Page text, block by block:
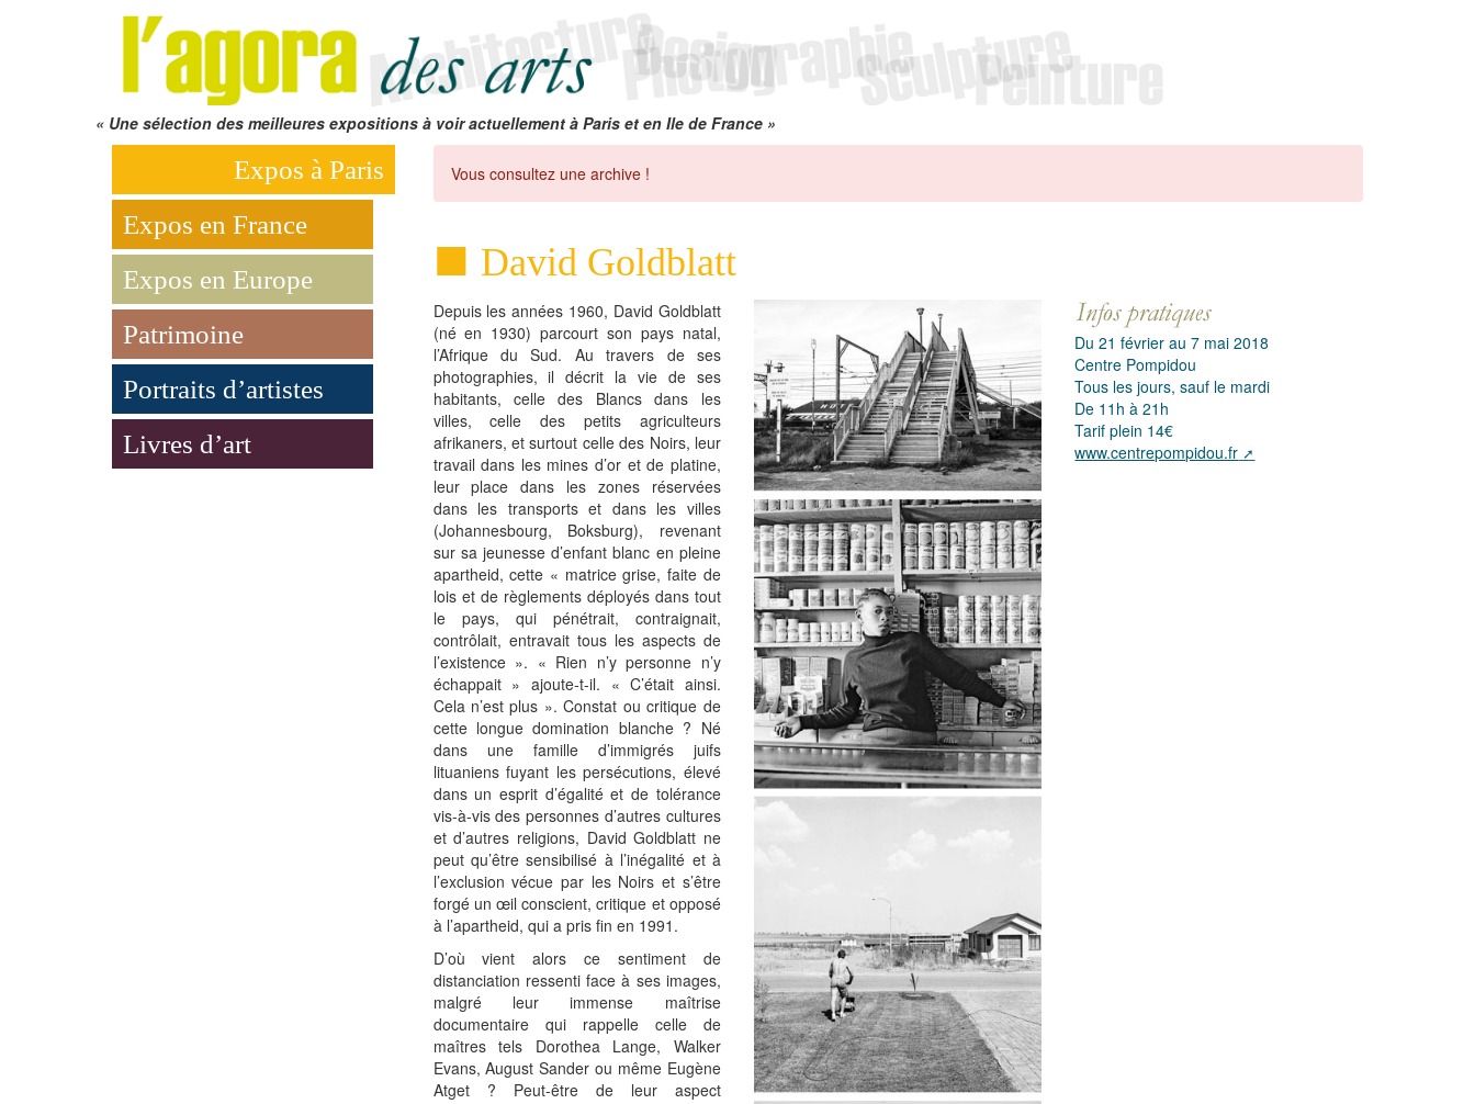
« Une sélection des meilleures expositions à voir actuellement à Paris et en Ile de France »
Expos à Paris
Expos en France
Expos en Europe
Patrimoine
Portraits d’artistes
Livres d’art
Vous consultez une archive !
David Goldblatt
Depuis les années 1960, David Goldblatt
(né en 1930) parcourt son pays natal,
l’Afrique du Sud. Au travers de ses
photographies, il décrit la vie de ses
habitants, celle des Blancs dans les
villes, celle des petits agriculteurs
afrikaners, et surtout celle des Noirs, leur
travail dans les mines d’or et de platine,
leur place dans les zones réservées
dans les transports et dans les villes
(Johannesbourg, Boksburg), revenant
sur sa jeunesse d’enfant blanc en pleine
apartheid, cette « matrice grise, faite de
lois et de règlements déployés dans tout
le pays, qui pénétrait, contraignait,
contrôlait, entravait tous les aspects de
l’existence ». « Rien n’y personne n’y
échappait » ajoute-t-il. « C’était ainsi.
Cela n’est plus ». Constat ou critique de
cette longue domination blanche ? Né
dans une famille d’immigrés juifs
lituaniens fuyant les persécutions, élevé
dans un esprit d’égalité et de tolérance
vis-à-vis des personnes d’autres cultures
et d’autres religions, David Goldblatt ne
peut qu’être sensibilisé à l’inégalité et à
l’exclusion vécue par les Noirs et s’être
forgé un œil conscient, critique et opposé
à l’apartheid, qui a pris fin en 1991.
D’où vient alors ce sentiment de
distanciation ressenti face à ses images,
malgré leur immense maîtrise
documentaire qui rappelle celle de
maîtres tels Dorothea Lange, Walker
Evans, August Sander ou même Eugène
Atget ? Peut-être de leur aspect
Du 21 février au 7 mai 2018
Centre Pompidou
Tous les jours, sauf le mardi
De 11h à 21h
Tarif plein 14€
www.centrepompidou.fr